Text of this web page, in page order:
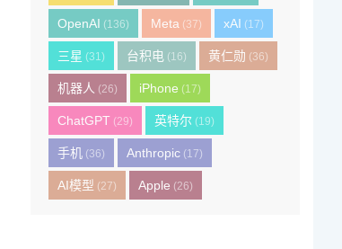
OpenAI (136) Meta (37) xAI (17)
三星 (31) 台积电 (16) 黄仁勋 (36)
机器人 (26) iPhone (17)
ChatGPT (29) 英特尔 (19)
手机 (36) Anthropic (17)
AI模型 (27) Apple (26)